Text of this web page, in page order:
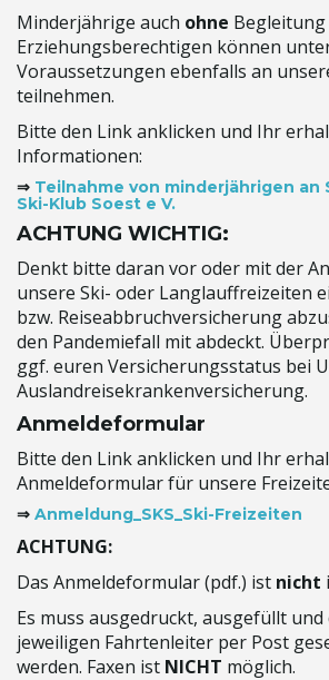
Minderjährige auch ohne Begleitung
Erziehungsberechtigen können
Voraussetzungen ebenfalls an
teilnehmen.
Bitte den Link anklicken und Ihr
Informationen:
⇒ Teilnahme von minderjährigen an
Ski-Klub Soest e V.
ACHTUNG WICHTIG:
Denkt bitte daran vor oder mit der
unsere Ski- oder Langlauffreizeiten
bzw. Reiseabbruchversicherung
den Pandemiefall mit abdeckt.
ggf. euren Versicherungsstatus bei
Auslandreisekrankenversicherung.
Anmeldeformular
Bitte den Link anklicken und Ihr
Anmeldeformular für unsere
⇒ Anmeldung_SKS_Ski-Freizeiten
ACHTUNG:
Das Anmeldeformular (pdf.) ist nicht
Es muss ausgedruckt, ausgefüllt und
jeweiligen Fahrtenleiter per Post
werden. Faxen ist NICHT möglich.